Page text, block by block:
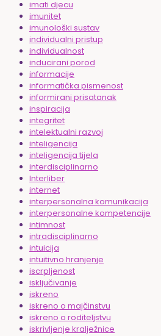
imati djecu
imunitet
imunološki sustav
individualni pristup
individualnost
inducirani porod
informacije
informatička pismenost
informirani prisatanak
inspiracija
integritet
intelektualni razvoj
inteligencija
inteligencija tijela
interdisciplinarno
Interliber
internet
interpersonalna komunikacija
interpersonalne kompetencije
intimnost
intradisciplinarno
intuicija
intuitivno hranjenje
iscrpljenost
isključivanje
iskreno
iskreno o majčinstvu
iskreno o roditeljstvu
iskrivljenje kralježnice